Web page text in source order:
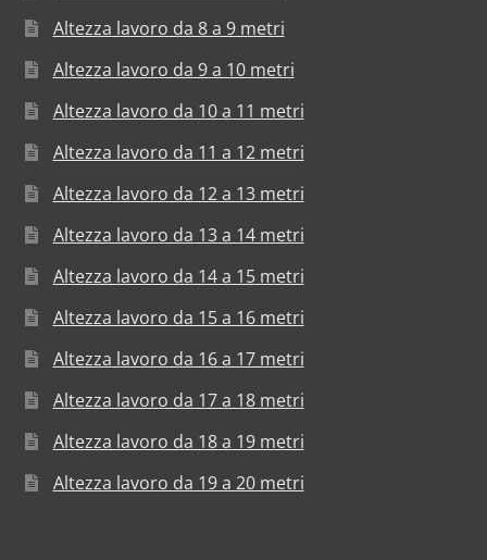
Altezza lavoro da 8 a 9 metri
Altezza lavoro da 9 a 10 metri
Altezza lavoro da 10 a 11 metri
Altezza lavoro da 11 a 12 metri
Altezza lavoro da 12 a 13 metri
Altezza lavoro da 13 a 14 metri
Altezza lavoro da 14 a 15 metri
Altezza lavoro da 15 a 16 metri
Altezza lavoro da 16 a 17 metri
Altezza lavoro da 17 a 18 metri
Altezza lavoro da 18 a 19 metri
Altezza lavoro da 19 a 20 metri